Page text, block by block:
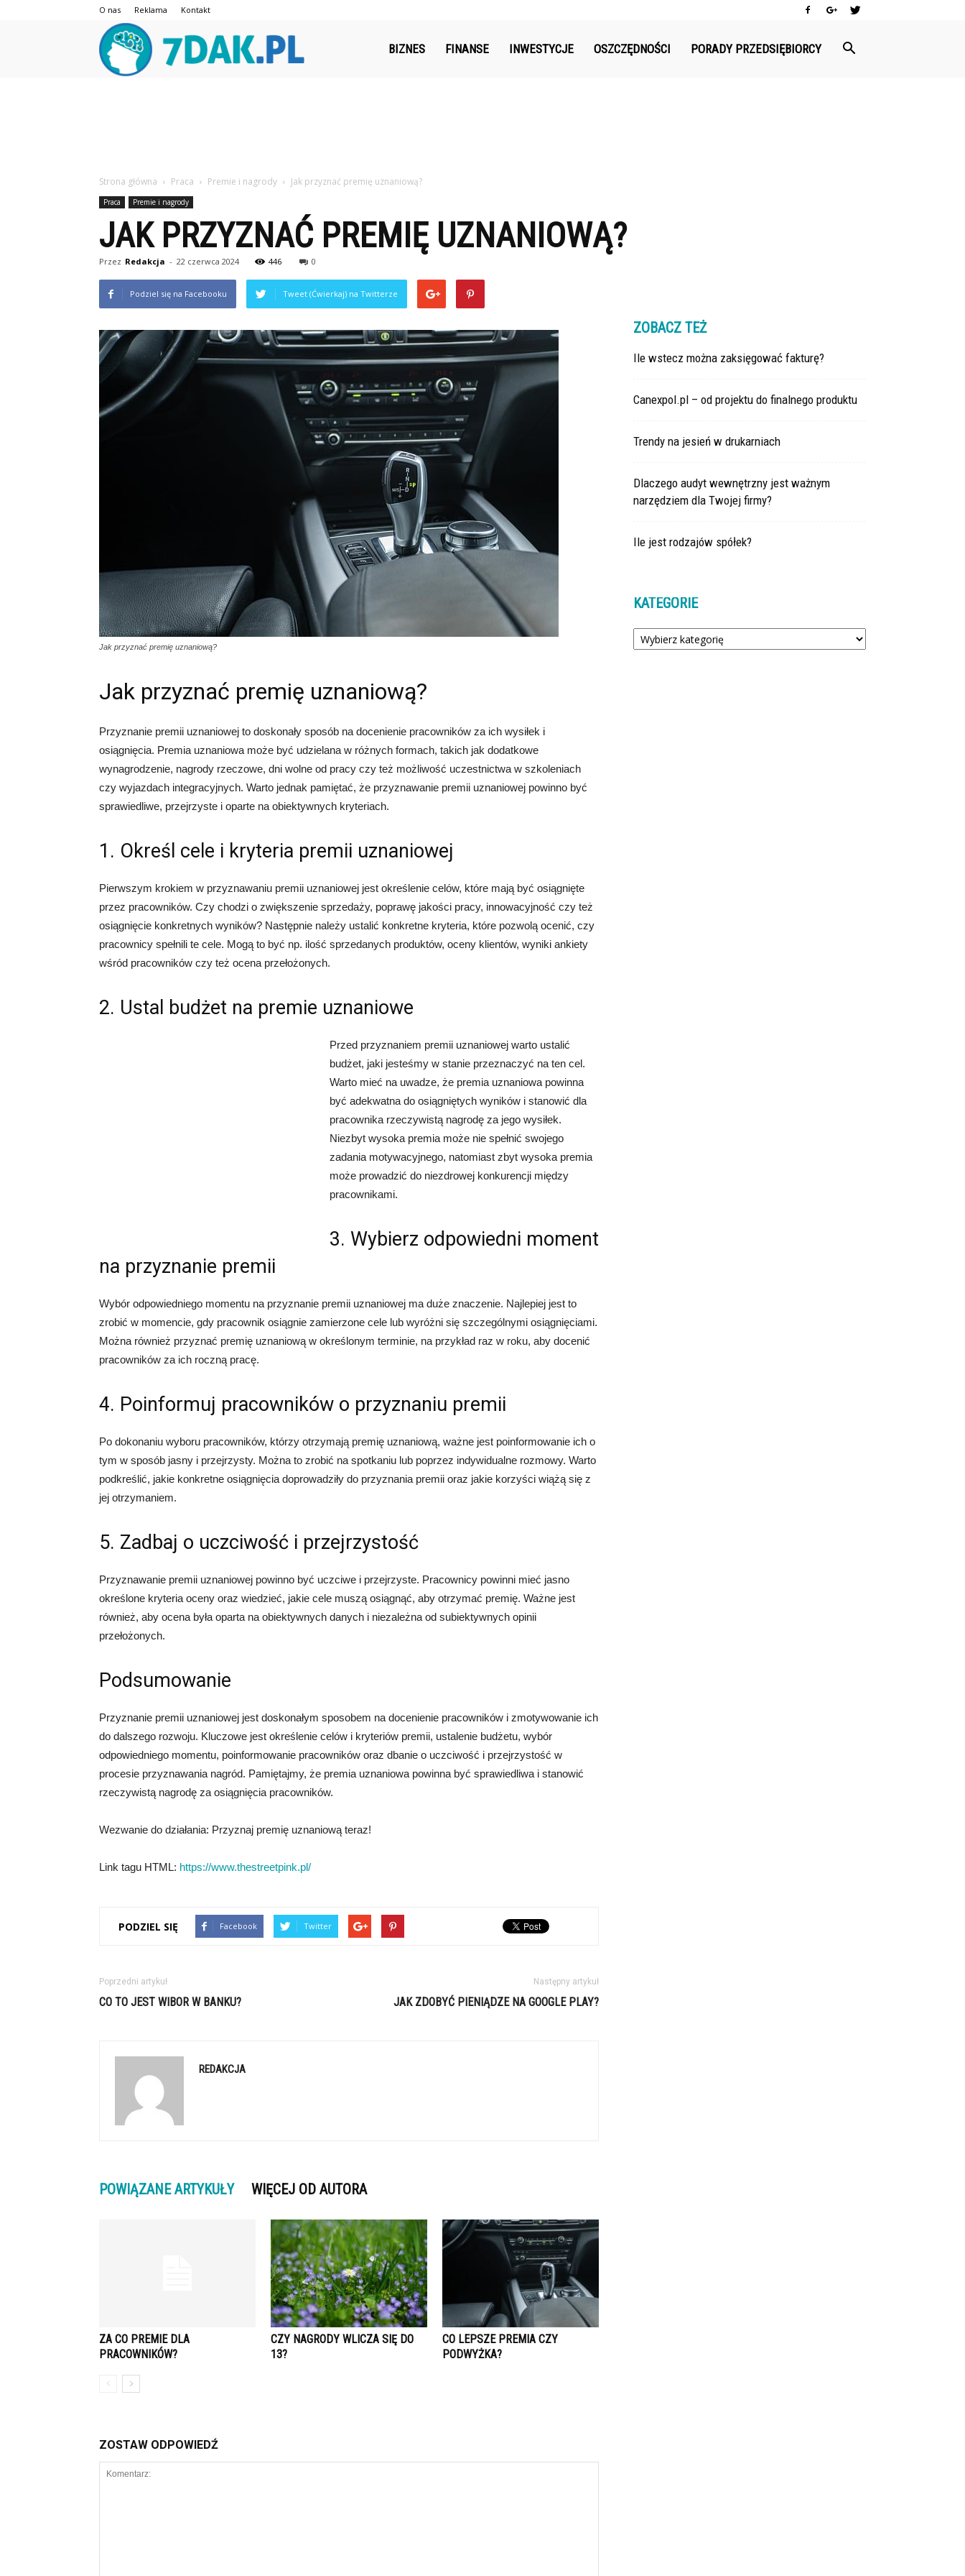
O nas Reklama Kontakt
BIZNES FINANSE INWESTYCJE OSZCZĘDNOŚCI PORADY PRZEDSIĘBIORCY
Strona główna Praca Premie i nagrody Jak przyznać premię uznaniową?
Praca Premie i nagrody
JAK PRZYZNAĆ PREMIĘ UZNANIOWĄ?
Przez Redakcja - 22 czerwca 2024 446 0
Podziel się na Facebooku Tweet (Ćwierkaj) na Twitterze
Jak przyznać premię uznaniową?
Jak przyznać premię uznaniową?
Przyznanie premii uznaniowej to doskonały sposób na docenienie pracowników za ich wysiłek i
osiągnięcia. Premia uznaniowa może być udzielana w różnych formach, takich jak dodatkowe
wynagrodzenie, nagrody rzeczowe, dni wolne od pracy czy też możliwość uczestnictwa w szkoleniach
czy wyjazdach integracyjnych. Warto jednak pamiętać, że przyznawanie premii uznaniowej powinno być
sprawiedliwe, przejrzyste i oparte na obiektywnych kryteriach.
1. Określ cele i kryteria premii uznaniowej
Pierwszym krokiem w przyznawaniu premii uznaniowej jest określenie celów, które mają być osiągnięte
przez pracowników. Czy chodzi o zwiększenie sprzedaży, poprawę jakości pracy, innowacyjność czy też
osiągnięcie konkretnych wyników? Następnie należy ustalić konkretne kryteria, które pozwolą ocenić, czy
pracownicy spełnili te cele. Mogą to być np. ilość sprzedanych produktów, oceny klientów, wyniki ankiety
wśród pracowników czy też ocena przełożonych.
2. Ustal budżet na premie uznaniowe
Przed przyznaniem premii uznaniowej warto ustalić
budżet, jaki jesteśmy w stanie przeznaczyć na ten cel.
Warto mieć na uwadze, że premia uznaniowa powinna
być adekwatna do osiągniętych wyników i stanowić dla
pracownika rzeczywistą nagrodę za jego wysiłek.
Niezbyt wysoka premia może nie spełnić swojego
zadania motywacyjnego, natomiast zbyt wysoka premia
może prowadzić do niezdrowej konkurencji między
pracownikami.
3. Wybierz odpowiedni moment
na przyznanie premii
Wybór odpowiedniego momentu na przyznanie premii uznaniowej ma duże znaczenie. Najlepiej jest to
zrobić w momencie, gdy pracownik osiągnie zamierzone cele lub wyróżni się szczególnymi osiągnięciami.
Można również przyznać premię uznaniową w określonym terminie, na przykład raz w roku, aby docenić
pracowników za ich roczną pracę.
4. Poinformuj pracowników o przyznaniu premii
Po dokonaniu wyboru pracowników, którzy otrzymają premię uznaniową, ważne jest poinformowanie ich o
tym w sposób jasny i przejrzysty. Można to zrobić na spotkaniu lub poprzez indywidualne rozmowy. Warto
podkreślić, jakie konkretne osiągnięcia doprowadziły do przyznania premii oraz jakie korzyści wiążą się z
jej otrzymaniem.
5. Zadbaj o uczciwość i przejrzystość
Przyznawanie premii uznaniowej powinno być uczciwe i przejrzyste. Pracownicy powinni mieć jasno
określone kryteria oceny oraz wiedzieć, jakie cele muszą osiągnąć, aby otrzymać premię. Ważne jest
również, aby ocena była oparta na obiektywnych danych i niezależna od subiektywnych opinii
przełożonych.
Podsumowanie
Przyznanie premii uznaniowej jest doskonałym sposobem na docenienie pracowników i zmotywowanie ich
do dalszego rozwoju. Kluczowe jest określenie celów i kryteriów premii, ustalenie budżetu, wybór
odpowiedniego momentu, poinformowanie pracowników oraz dbanie o uczciwość i przejrzystość w
procesie przyznawania nagród. Pamiętajmy, że premia uznaniowa powinna być sprawiedliwa i stanowić
rzeczywistą nagrodę za osiągnięcia pracowników.
Wezwanie do działania: Przyznaj premię uznaniową teraz!
Link tagu HTML: https://www.thestreetpink.pl/
PODZIEL SIĘ Facebook Twitter
Poprzedni artykuł
CO TO JEST WIBOR W BANKU?
Następny artykuł
JAK ZDOBYĆ PIENIĄDZE NA GOOGLE PLAY?
REDAKCJA
POWIĄZANE ARTYKUŁY WIĘCEJ OD AUTORA
ZA CO PREMIE DLA
PRACOWNIKÓW?
CZY NAGRODY WLICZA SIĘ DO
13?
CO LEPSZE PREMIA CZY
PODWYŻKA?
ZOSTAW ODPOWIEDŹ
ZOBACZ TEŻ
Ile wstecz można zaksięgować fakturę?
Canexpol.pl – od projektu do finalnego produktu
Trendy na jesień w drukarniach
Dlaczego audyt wewnętrzny jest ważnym
narzędziem dla Twojej firmy?
Ile jest rodzajów spółek?
KATEGORIE
Kategorie